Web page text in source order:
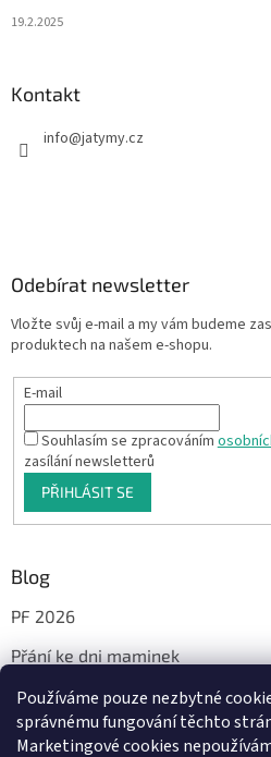
Používáme pouze nezbytné
správnému fungování těchto
Marketingové cookies
19.2.2025
Kontakt
info@jatymy.cz
Odebírat newsletter
Vložte svůj e-mail a my vám budeme
produktech na našem e-shopu.
E-mail
Souhlasím se zpracováním
zasílání newsletterů
PŘIHLÁSIT SE
Blog
PF 2026
Přání ke dni maminek
Facebook